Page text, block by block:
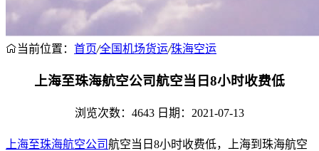
当前位置： 首页/全国机场货运/珠海空运
上海至珠海航空公司航空当日8小时收费低
浏览次数：4643 日期：2021-07-13
上海至珠海航空公司航空当日8小时收费低，上海到珠海航空